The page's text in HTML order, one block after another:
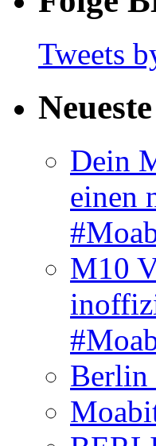
Tweets
Dein
einen
M10
Berlin